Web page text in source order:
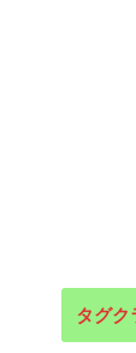
タグク